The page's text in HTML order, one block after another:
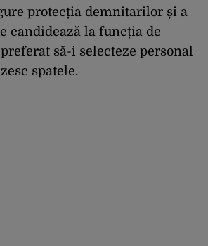
protecția demnitarilor și a
candidează la funcția de
să-i selecteze personal
spatele.